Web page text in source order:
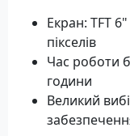
Екран: TFT
пікселів
Час роботи
години
Великий